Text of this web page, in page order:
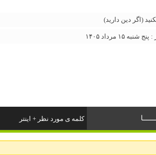
(اگر دین دارید)
۱۵ مرداد ۱۴۰۵